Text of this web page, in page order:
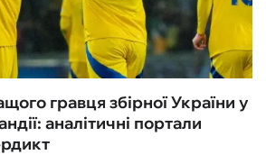
гравця збірної України у
аналітичні портали